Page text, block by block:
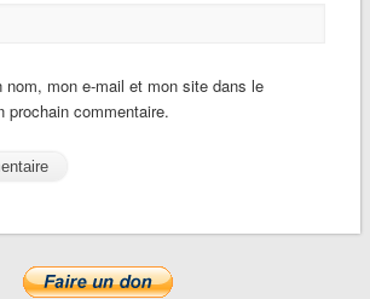
nom, mon e-mail et mon site dans le
prochain commentaire.